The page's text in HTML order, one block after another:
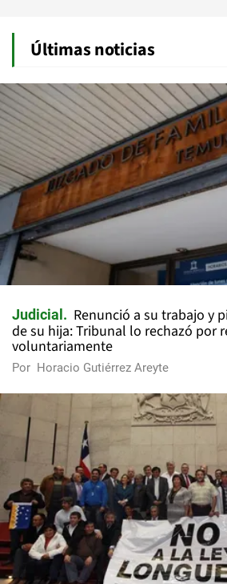
Últimas noticias
Judicial
Renunció a su trabajo y
de su hija: Tribunal lo rechazó por
voluntariamente
Por Horacio Gutiérrez Areyte